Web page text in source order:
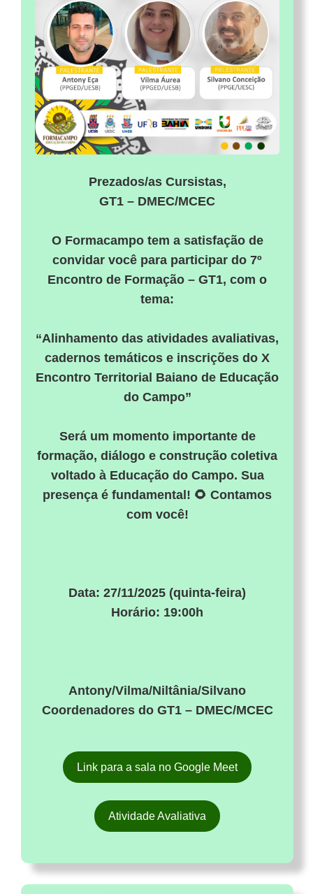
Prezados/as Cursistas,
GT1 – DMEC/MCEC
O Formacampo tem a satisfação de
convidar você para participar do 7º
Encontro de Formação – GT1, com o
tema:
“Alinhamento das atividades avaliativas,
cadernos temáticos e inscrições do X
Encontro Territorial Baiano de Educação
do Campo”
Será um momento importante de
formação, diálogo e construção coletiva
voltado à Educação do Campo. Sua
presença é fundamental! 🌻 Contamos
com você!
Data: 27/11/2025 (quinta-feira)
Horário: 19:00h
Antony/Vilma/Niltânia/Silvano
Coordenadores do GT1 – DMEC/MCEC
Link para a sala no Google Meet
Atividade Avaliativa